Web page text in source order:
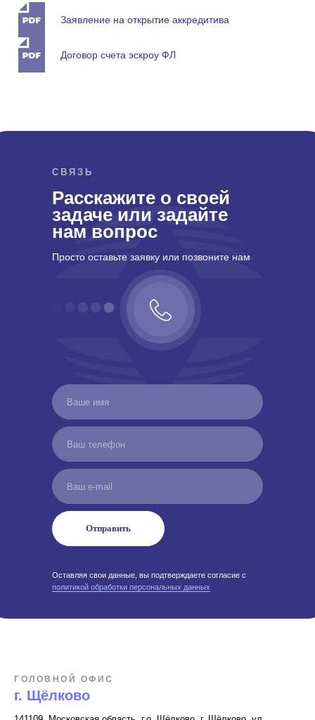
Заявление на открытие аккредитива
Договор счета эскроу ФЛ
Расскажите о своей
задаче или задайте
нам вопрос
Просто оставьте заявку или позвоните нам
СВЯЗЬ
Оставляя свои данные, вы подтверждаете согласие с
политикой обработки персональных данных
Отправить
ГОЛОВНОЙ ОФИС
г. Щёлково